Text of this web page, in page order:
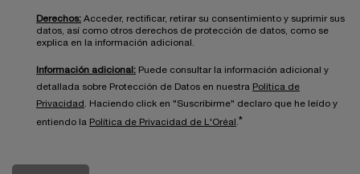
Derechos: Acceder, rectificar, retirar su consentimiento y suprimir sus
datos, así como otros derechos de protección de datos, como se
explica en la información adicional.
Información adicional: Puede consultar la información adicional y
detallada sobre Protección de Datos en nuestra Política de
Privacidad . Haciendo click en "Suscribirme" declaro que he leído y
entiendo la Política de Privacidad de L'Oréal .*